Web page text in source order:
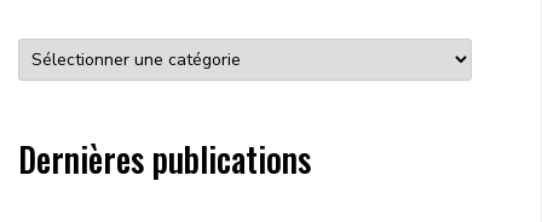
Dernières publications
Search